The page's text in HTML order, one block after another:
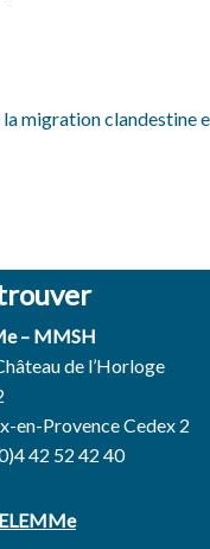
migration clandestine
– MMSH
de l’Horloge
en-Provence Cedex 2
42 52 42 40